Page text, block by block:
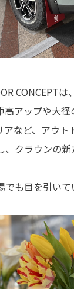
CONCEPT
高アップや大
アなど、アウ
、クラウンの
も目を引いて